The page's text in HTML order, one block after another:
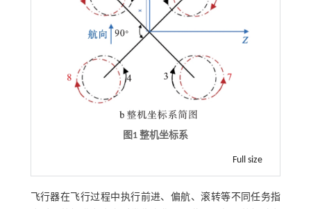
图1 整机坐标系
Full size
飞行器在飞行过程中执行前进、偏航、滚转等不同任务指